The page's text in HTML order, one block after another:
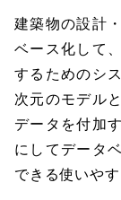
建築物の設計
ベース化して
するためのシ
次元のモデル
データを付加
にしてデータ
できる使いや